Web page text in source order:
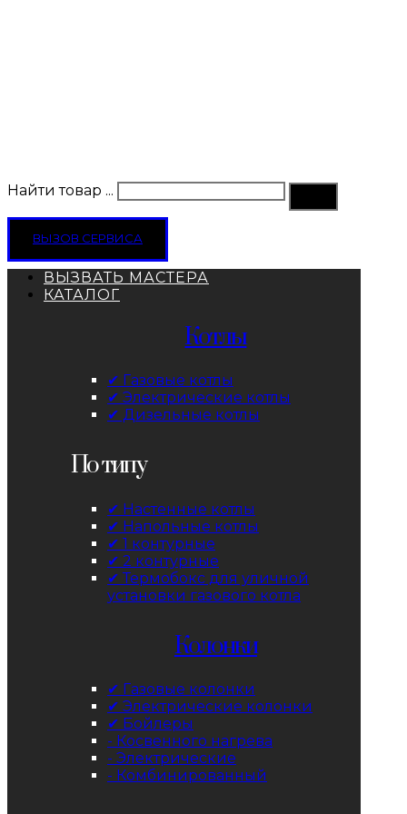
Найти товар ...
ВЫЗОВ СЕРВИСА
ВЫЗВАТЬ МАСТЕРА
КАТАЛОГ
Котлы
✔ Газовые котлы
✔ Электрические котлы
✔ Дизельные котлы
По типу
✔ Настенные котлы
✔ Напольные котлы
✔ 1 контурные
✔ 2 контурные
✔ Термобокс для уличной
установки газового котла
Колонки
✔ Газовые колонки
✔ Электрические колонки
✔ Бойлеры
- Косвенного нагрева
- Электрические
- Комбинированный